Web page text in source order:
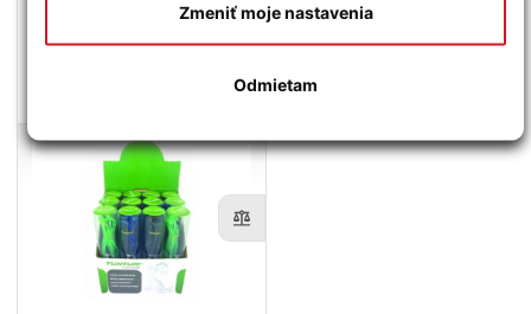
Odmietam
Zmeniť moje nastavenia